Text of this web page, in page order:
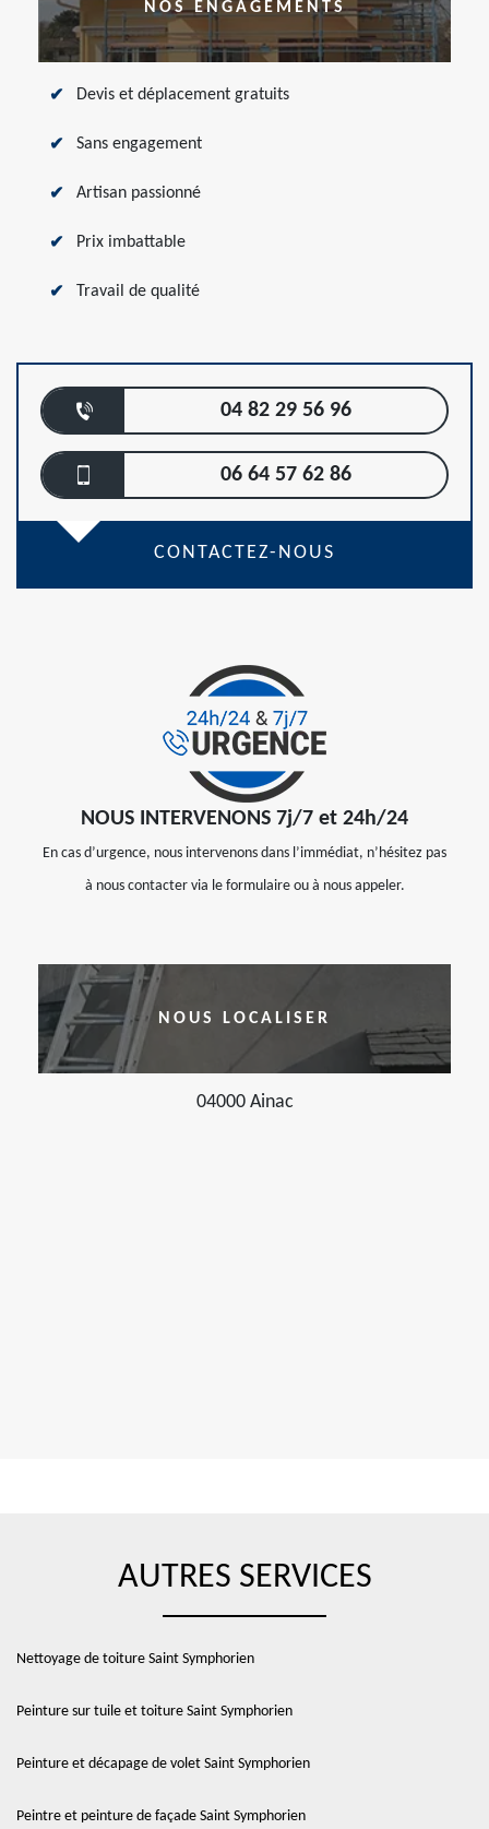
NOS ENGAGEMENTS
Devis et déplacement gratuits
Sans engagement
Artisan passionné
Prix imbattable
Travail de qualité
04 82 29 56 96
06 64 57 62 86
CONTACTEZ-NOUS
NOUS INTERVENONS 7j/7 et 24h/24
En cas d’urgence, nous intervenons dans l’immédiat, n’hésitez pas
à nous contacter via le formulaire ou à nous appeler.
NOUS LOCALISER
04000 Ainac
AUTRES SERVICES
Nettoyage de toiture Saint Symphorien
Peinture sur tuile et toiture Saint Symphorien
Peinture et décapage de volet Saint Symphorien
Peintre et peinture de façade Saint Symphorien